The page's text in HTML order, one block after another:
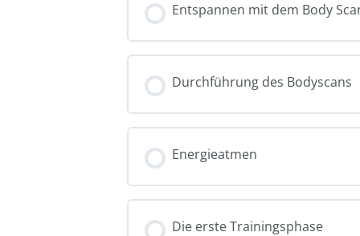
Entspannen mit dem Body
Durchführung des Bodyscans
Energieatmen
Die erste Trainingsphase